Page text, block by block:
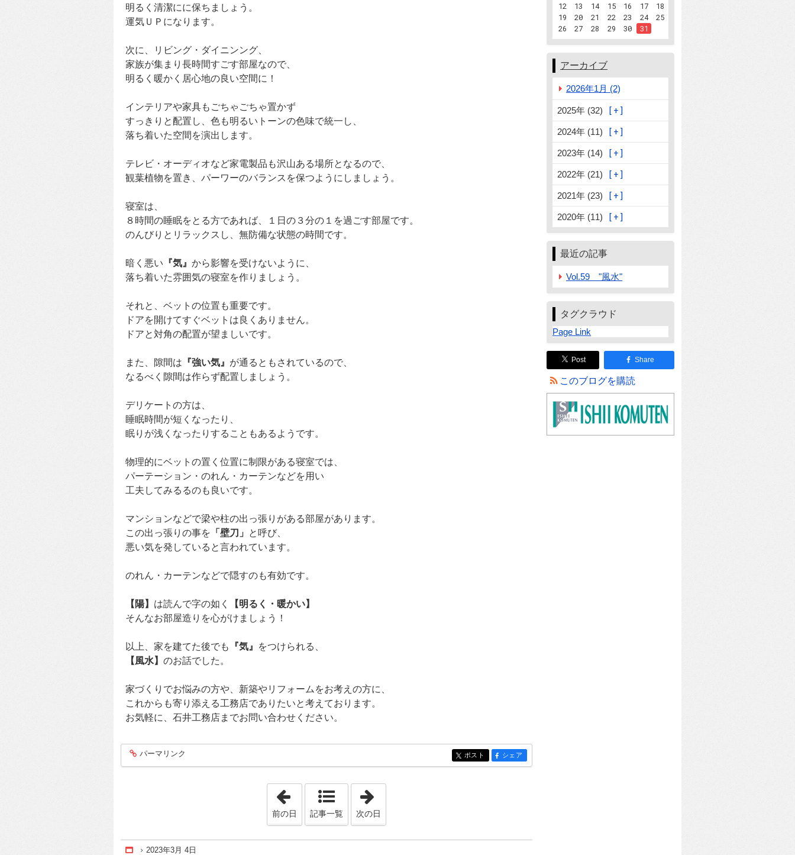
明るく清潔にに保ちましょう。
運気ＵＰになります。
次に、リビング・ダイニンング、
家族が集まり長時間すごす部屋なので、
明るく暖かく居心地の良い空間に！
インテリアや家具もごちゃごちゃ置かず
すっきりと配置し、色も明るいトーンの色味で統一し、
落ち着いた空間を演出します。
テレビ・オーディオなど家電製品も沢山ある場所となるので、
観葉植物を置き、パーワーのバランスを保つようにしましょう。
寝室は、
８時間の睡眠をとる方であれば、１日の３分の１を過ごす部屋です。
のんびりとリラックスし、無防備な状態の時間です。
暗く悪い 『気』 から影響を受けないように、
落ち着いた雰囲気の寝室を作りましょう。
それと、ベットの位置も重要です。
ドアを開けてすぐベットは良くありません。
ドアと対角の配置が望ましいです。
また、隙間は 『強い気』 が通るともされているので、
なるべく隙間は作らず配置しましょう。
デリケートの方は、
睡眠時間が短くなったり、
眠りが浅くなったりすることもあるようです。
物理的にベットの置く位置に制限がある寝室では、
パーテーション・のれん・カーテンなどを用い
工夫してみるるのも良いです。
マンションなどで梁や柱の出っ張りがある部屋があります。
この出っ張りの事を 「壁刀」
と呼び、
悪い気を発していると言われています。
のれん・カーテンなどで隠すのも有効です。
【陽】 は読んで字の如く
【明るく・暖かい】
そんなお部屋造りを心がけましょう！
以上、家を建てた後でも 『気』
をつけられる、
【風水】 のお話でした。
家づくりでお悩みの方や、新築やリフォームをお考えの方に、
これからも寄り添える工務店でありたいと考えております。
お気軽に、石井工務店までお問い合わせください。
entry267
パーマリンク entry267
ポスト entry267
シェア
「2023年2月18日」
前の日 記事一覧 次の日
Home
2023年3月 4日
12
13 14 15 16 17
18
19
20 21 22 23 24
25
26
27 28 29 30 31
アーカイブ
2026年1月 (2)
2025年 (32)
2024年 (11)
2023年 (14)
2022年 (21)
2021年 (23)
2020年 (11)
最近の記事
Vol.59 "風水"
タグクラウド
Page Link
Post Share
このブログを購読